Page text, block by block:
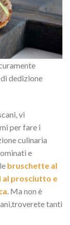
dedizione
vi
per fare i
culinaria
e
bruschette al
al prosciutto e
. Ma non è
tanti